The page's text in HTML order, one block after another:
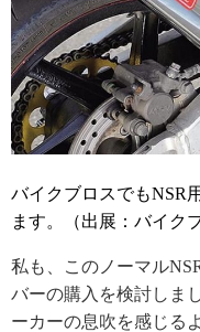
バイクブロスでもNSR
ます。（出展：バイク
私も、このノーマル
バーの購入を検討しま
ーカーの息吹を感じる